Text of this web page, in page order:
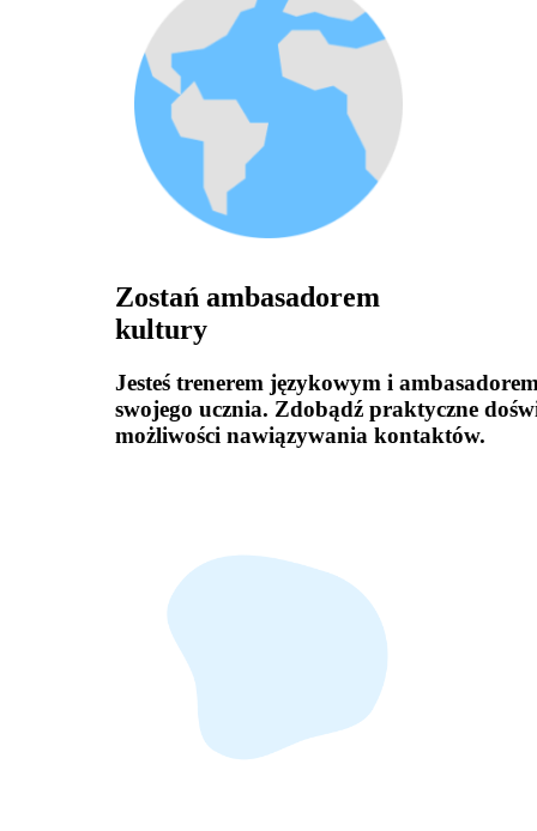
Zostań ambasadorem
kultury
Jesteś trenerem językowym i
swojego ucznia. Zdobądź praktyczne
możliwości nawiązywania kontaktów.